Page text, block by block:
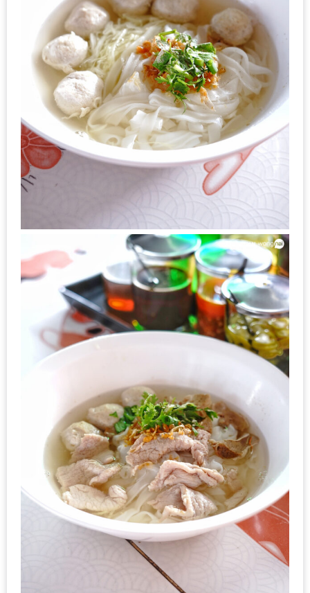
EVENT
ที่
ต้อง
ห้าม
พลาด
สำหรับ
ฤดู
หนาว
2
–
ช็อป
ฟิน
กิน
HFG
E-
NEWS
GAME
(SABAI
SEAFOOD)
HOMEPRO